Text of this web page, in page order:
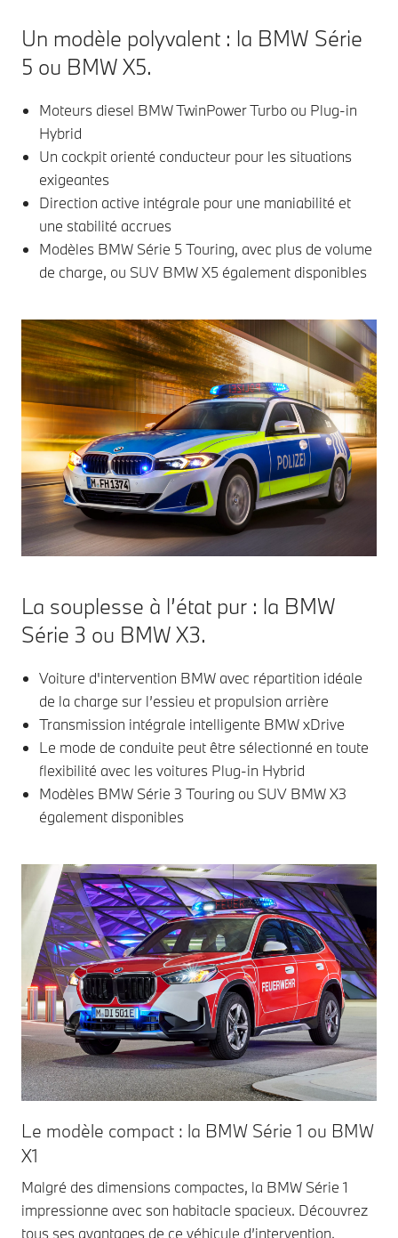
Un modèle polyvalent : la BMW Série
5 ou BMW X5.
Moteurs diesel BMW TwinPower Turbo ou Plug-in
Hybrid
Un cockpit orienté conducteur pour les situations
exigeantes
Direction active intégrale pour une maniabilité et
une stabilité accrues
Modèles BMW Série 5 Touring, avec plus de volume
de charge, ou SUV BMW X5 également disponibles
La souplesse à l’état pur : la BMW
Série 3 ou BMW X3.
Voiture d'intervention BMW avec répartition idéale
de la charge sur l’essieu et propulsion arrière
Transmission intégrale intelligente BMW xDrive
Le mode de conduite peut être sélectionné en toute
flexibilité avec les voitures Plug-in Hybrid
Modèles BMW Série 3 Touring ou SUV BMW X3
également disponibles
Le modèle compact : la BMW Série 1 ou BMW
X1
Malgré des dimensions compactes, la BMW Série 1
impressionne avec son habitacle spacieux. Découvrez
tous ses avantages de ce véhicule d’intervention.